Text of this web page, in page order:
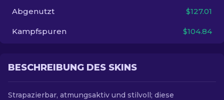
Abgenutzt $127.01
Kampfspuren $104.84
BESCHREIBUNG DES SKINS
Strapazierbar, atmungsaktiv und stilvoll; diese